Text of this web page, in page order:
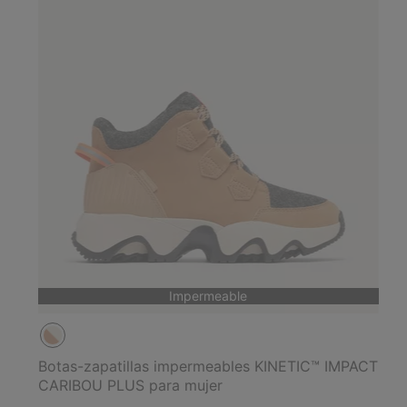
Impermeable
Botas-zapatillas impermeables KINETIC™ IMPACT
CARIBOU PLUS para mujer